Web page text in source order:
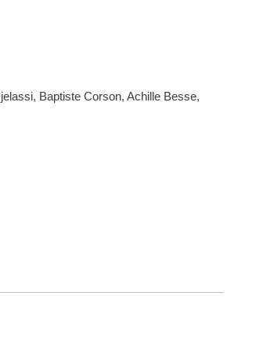
Baptiste Corson, Achille Besse,